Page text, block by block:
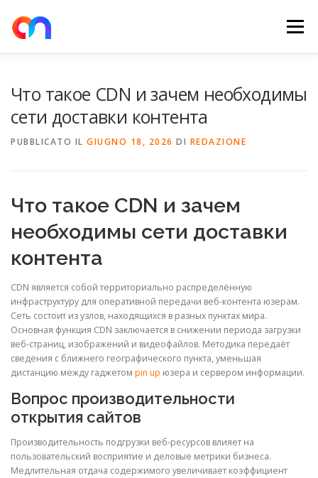
contenuto
Menu
Что такое CDN и зачем необходимы
сети доставки контента
PUBBLICATO IL GIUGNO 18, 2026 DI REDAZIONE
Что такое CDN и зачем
необходимы сети доставки
контента
CDN является собой территориально распределённую
инфраструктуру для оперативной передачи веб-контента юзерам.
Сеть состоит из узлов, находящихся в разных пунктах мира.
Основная функция CDN заключается в снижении периода загрузки
веб-страниц, изображений и видеофайлов. Методика передаёт
сведения с ближнего географического пункта, уменьшая
дистанцию между гаджетом pin up юзера и сервером информации.
Вопрос производительности
открытия сайтов
Производительность подгрузки веб-ресурсов влияет на
пользовательский восприятие и деловые метрики бизнеса.
Медлительная отдача содержимого увеличивает коэффициент